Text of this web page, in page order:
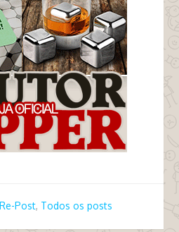
Re-Post, Todos os posts